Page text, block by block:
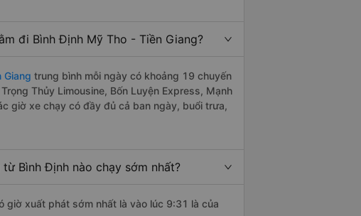
đi Bình Định Mỹ Tho - Tiền Giang?
Giang trung bình mỗi ngày có khoảng 19 chuyến
Thủy Limousine, Bốn Luyện Express, Mạnh
giờ xe chạy có đầy đủ cả ban ngày, buổi trưa,
Bình Định nào chạy sớm nhất?
giờ xuất phát sớm nhất là vào lúc 9:31 là của